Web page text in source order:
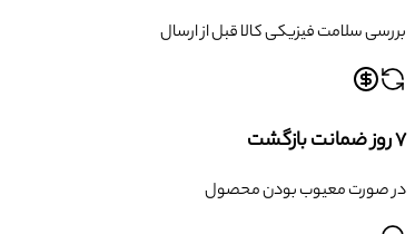
بررسی سلامت فیزیکی کالا قبل از ارسال
۷ روز ضمانت بازگشت
در صورت معیوب بودن محصول